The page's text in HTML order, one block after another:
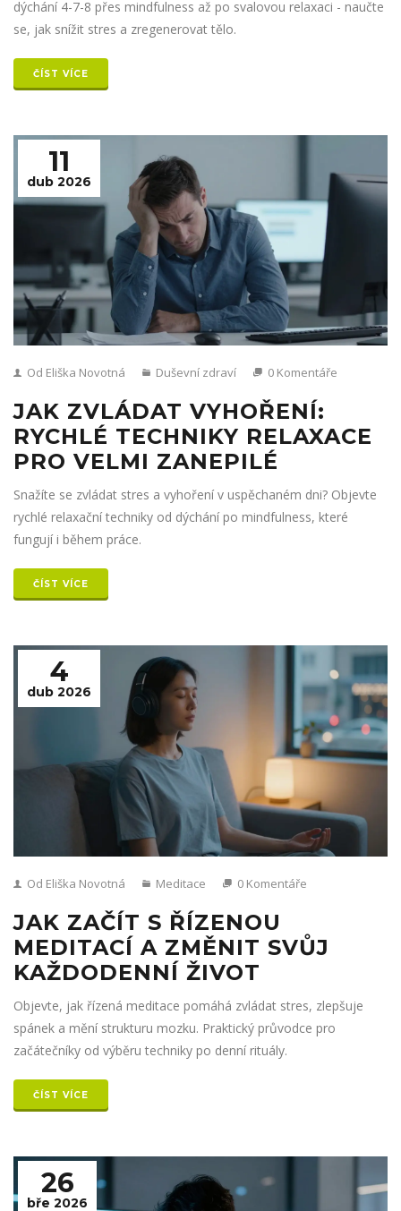
dýchání 4-7-8 přes mindfulness až po svalovou relaxaci - naučte
se, jak snížit stres a zregenerovat tělo.
ČÍST VÍCE
11
dub 2026
Od Eliška Novotná Duševní zdraví 0 Komentáře
JAK ZVLÁDAT VYHOŘENÍ:
RYCHLÉ TECHNIKY RELAXACE
PRO VELMI ZANEPILÉ
Snažíte se zvládat stres a vyhoření v uspěchaném dni? Objevte
rychlé relaxační techniky od dýchání po mindfulness, které
fungují i během práce.
ČÍST VÍCE
4
dub 2026
Od Eliška Novotná Meditace 0 Komentáře
JAK ZAČÍT S ŘÍZENOU
MEDITACÍ A ZMĚNIT SVŮJ
KAŽDODENNÍ ŽIVOT
Objevte, jak řízená meditace pomáhá zvládat stres, zlepšuje
spánek a mění strukturu mozku. Praktický průvodce pro
začátečníky od výběru techniky po denní rituály.
ČÍST VÍCE
26
bře 2026